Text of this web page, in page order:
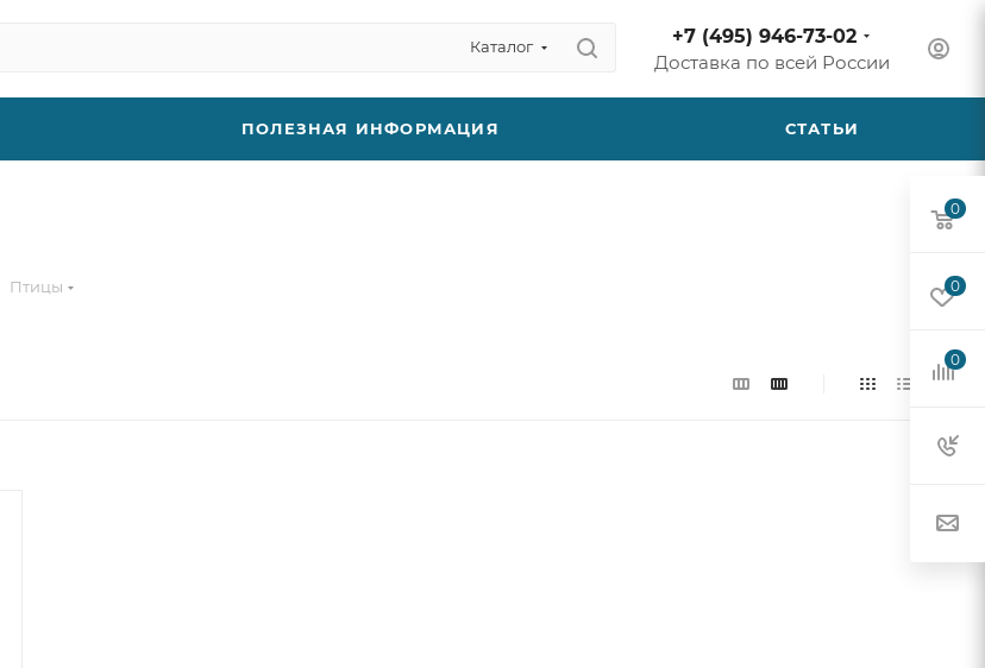
Каталог
+7 (495) 946-73-02
Доставка по всей России
ПОЛЕЗНАЯ ИНФОРМАЦИЯ СТАТЬИ
Птицы
0
0
0